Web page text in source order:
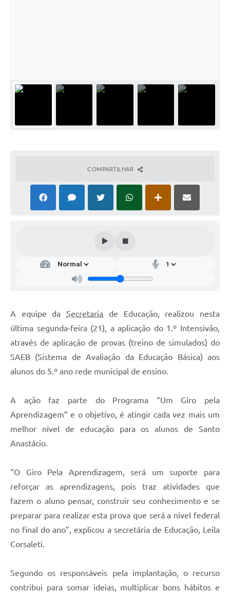
COMPARTILHAR
A equipe daSecretaria de Educação, realizou nesta
última segunda-feira (21), a aplicação do 1.º Intensivão,
através de aplicação de provas (treino de simulados) do
SAEB (Sistema de Avaliação da Educação Básica) aos
alunos do 5.º ano rede municipal de ensino.
A ação faz parte do Programa “Um Giro pela
Aprendizagem” e o objetivo, é atingir cada vez mais um
melhor nível de educação para os alunos de Santo
Anastácio.
“O Giro Pela Aprendizagem, será um suporte para
reforçar as aprendizagens, pois traz atividades que
fazem o aluno pensar, construir seu conhecimento e se
preparar para realizar esta prova que será a nível federal
no final do ano”, explicou a secretária de Educação, Leila
Corsaleti.
Segundo os responsáveis pela implantação, o recurso
contribui para somar ideias, multiplicar bons hábitos e